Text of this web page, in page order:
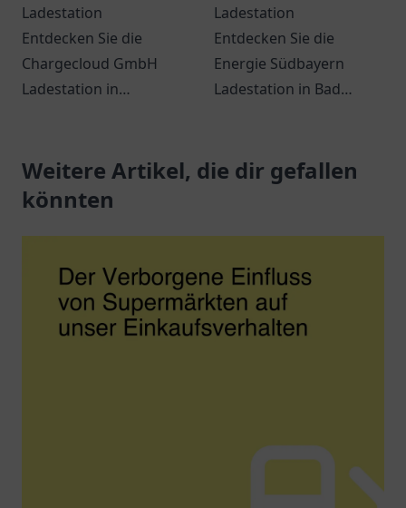
Ladestation
Entdecken Sie die
Chargecloud GmbH
Ladestation in
zum Laden von
Elektroautos.
Ladestation
Entdecken Sie die
Energie Südbayern
Ladestation in Bad
mit Elektrofahrzeugen.
Weitere Artikel, die dir gefallen
könnten